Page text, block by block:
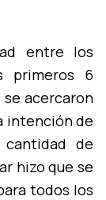
entre los
primeros 6
acercaron
intención de
de
hizo que se
todos los